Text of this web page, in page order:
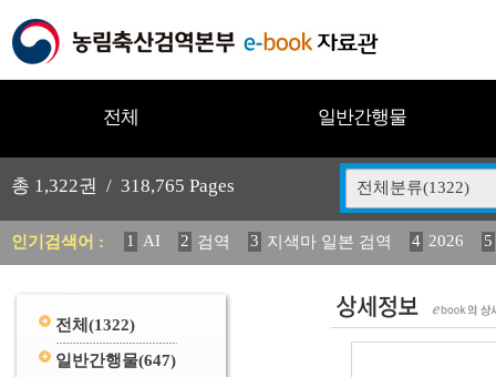
전체 일반간행물
총 1,322권 / 318,765 Pages 전체분류(1322)
인기검색어 : 1 AI 2 검역 3 지색마 일본 검역 4 2026
5
11 2025 12 중독성 식물 도감 13 媛 異 14
전체 (1322)
일반간행물(647)